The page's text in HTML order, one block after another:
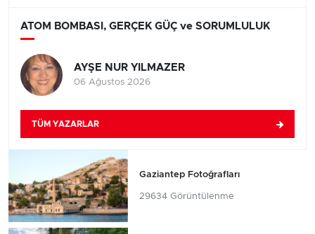
ATOM BOMBASI, GERÇEK GÜÇ ve SORUMLULUK
AYŞE NUR YILMAZER
06 Ağustos 2026
TÜM YAZARLAR
Gaziantep Fotoğrafları
29634 Görüntülenme